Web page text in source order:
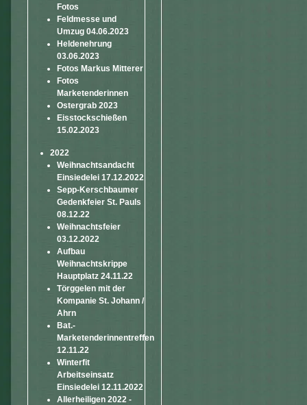
Fotos
Feldmesse und
Umzug 04.06.2023
Heldenehrung
03.06.2023
Fotos Markus Mitterer
Fotos
Marketenderinnen
Ostergrab 2023
Eisstockschießen
15.02.2023
2022
Weihnachtsandacht
Einsiedelei 17.12.2022
Sepp-Kerschbaumer
Gedenkfeier St. Pauls
08.12.22
Weihnachtsfeier
03.12.2022
Aufbau
Weihnachtskrippe
Hauptplatz 24.11.22
Törggelen mit der
Kompanie St. Johann /
Ahrn
Bat.-
Marketenderinnentreffen
12.11.22
Winterfit
Arbeitseinsatz
Einsiedelei 12.11.2022
Allerheiligen 2022 -